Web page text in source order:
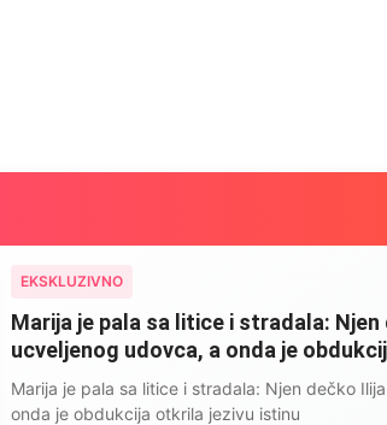
EKSKLUZIVNO
Marija je pala sa litice i stradala:
ucveljenog udovca, a onda je
Marija je pala sa litice i stradala: Njen dečko
onda je obdukcija otkrila jezivu istinu